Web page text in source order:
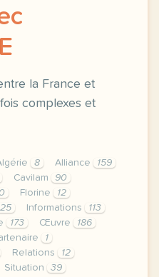
la France et
complexes et
8 Alliance
159
Cavilam
90
Florine
12
25 Informations
113
173 Œuvre
186
1
Relations
12
Situation
39